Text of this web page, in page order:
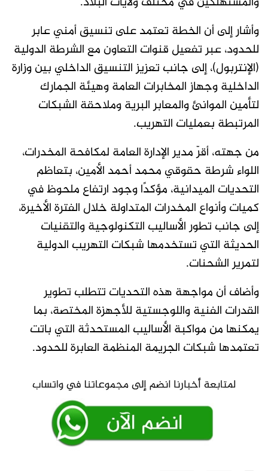
وأشار إلى أن الخطة تعتمد على تنسيق أمني عابر
للحدود، عبر تفعيل قنوات التعاون مع الشرطة الدولية
(الإنتربول)، إلى جانب تعزيز التنسيق الداخلي بين وزارة
الداخلية وجهاز المخابرات العامة وهيئة الجمارك
لتأمين الموانئ والمعابر البرية وملاحقة الشبكات
المرتبطة بعمليات التهريب.
من جهته، أقرّ مدير الإدارة العامة لمكافحة المخدرات،
اللواء شرطة حقوقي محمد أحمد الأمين، بتعاظم
التحديات الميدانية، مؤكدًا وجود ارتفاع ملحوظ في
كميات وأنواع المخدرات المتداولة خلال الفترة الأخيرة،
إلى جانب تطور الأساليب التكنولوجية والتقنيات
الحديثة التي تستخدمها شبكات التهريب الدولية
لتمرير الشحنات.
وأضاف أن مواجهة هذه التحديات تتطلب تطوير
القدرات الفنية واللوجستية للأجهزة المختصة، بما
يمكنها من مواكبة الأساليب المستحدثة التي باتت
تعتمدها شبكات الجريمة المنظمة العابرة للحدود.